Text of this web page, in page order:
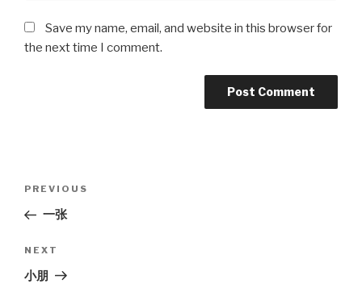
Save my name, email, and website in this browser for
the next time I comment.
Previous
Post
PREVIOUS
一张
Next
Post
NEXT
小朋